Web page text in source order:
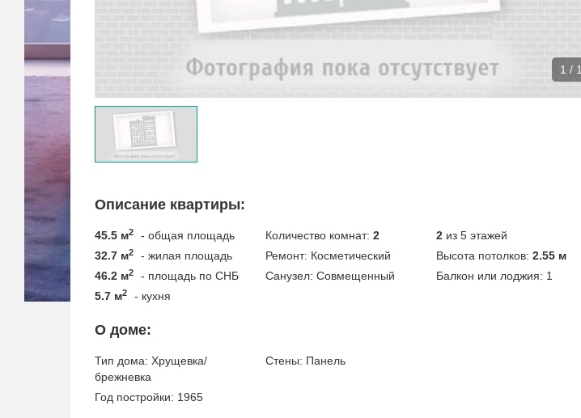
1 / 1
Описание квартиры:
45.5 м2
- общая площадь
32.7 м2
- жилая площадь
46.2 м2
- площадь по СНБ
5.7 м2 - кухня
Количество комнат: 2
Ремонт: Косметический
Санузел: Совмещенный
2 из 5 этажей
Высота потолков: 2.55 м
Балкон или лоджия: 1
О доме:
Тип дома: Хрущевка/
брежневка
Год постройки: 1965
Стены: Панель